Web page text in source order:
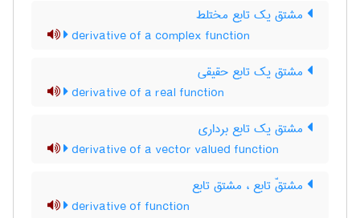
مشتق یک تابع مختلط
derivative of a complex function
مشتق یک تابع حقیقی
derivative of a real function
مشتق یک تابع برداری
derivative of a vector valued function
مشتقّ تابع ، مشتق تابع
derivative of function